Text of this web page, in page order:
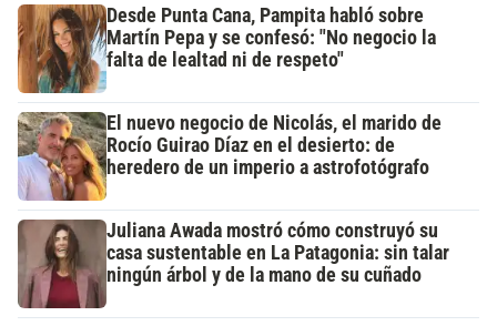
Desde Punta Cana, Pampita habló sobre
Martín Pepa y se confesó: "No negocio la
falta de lealtad ni de respeto"
El nuevo negocio de Nicolás, el marido de
Rocío Guirao Díaz en el desierto: de
heredero de un imperio a astrofotógrafo
Juliana Awada mostró cómo construyó su
casa sustentable en La Patagonia: sin talar
ningún árbol y de la mano de su cuñado